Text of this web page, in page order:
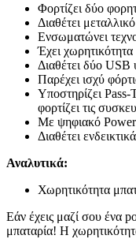
Φορτίζει δύο
Διαθέτει
Ενσωματώνει
Έχει
Διαθέτει δύο USB
Παρέχει ισχύ
Υποστηρίζει Pass-
φορτίζει τις
Με ψηφιακό
Διαθέτει
Αναλυτικά:
Χωρητικότητα
Εάν έχεις μαζί σου ένα
μπαταρία! Η